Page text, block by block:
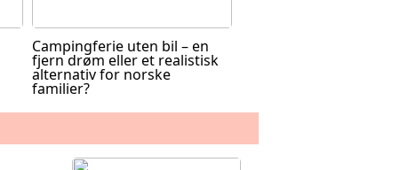
Campingferie uten bil – en
fjern drøm eller et realistisk
alternativ for norske
familier?